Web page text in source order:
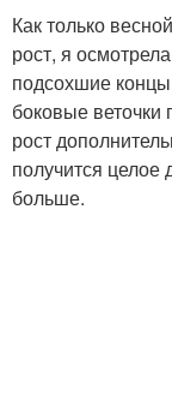
Как только
рост, я
подсохшие
боковые
рост
получится целое
больше.